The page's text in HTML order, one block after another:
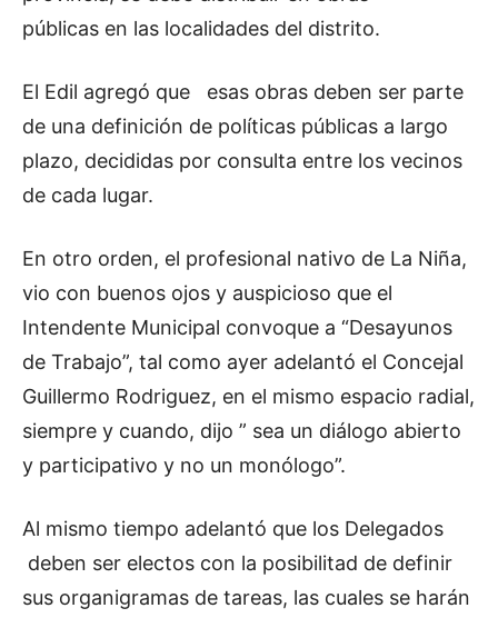
t
o
r
d
a
u
d
i
o
públicas en las localidades del distrito.
El Edil agregó que esas obras deben ser parte
de una definición de políticas públicas a largo
plazo, decididas por consulta entre los vecinos
de cada lugar.
En otro orden, el profesional nativo de La Niña,
vio con buenos ojos y auspicioso que el
Intendente Municipal convoque a “Desayunos
de Trabajo”, tal como ayer adelantó el Concejal
Guillermo Rodriguez, en el mismo espacio radial,
siempre y cuando, dijo ” sea un diálogo abierto
y participativo y no un monólogo”.
Al mismo tiempo adelantó que los Delegados
deben ser electos con la posibilitad de definir
sus organigramas de tareas, las cuales se harán